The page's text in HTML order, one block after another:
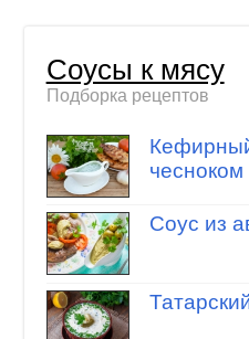
Соусы к мясу
Подборка рецептов
чесноком
Соус из